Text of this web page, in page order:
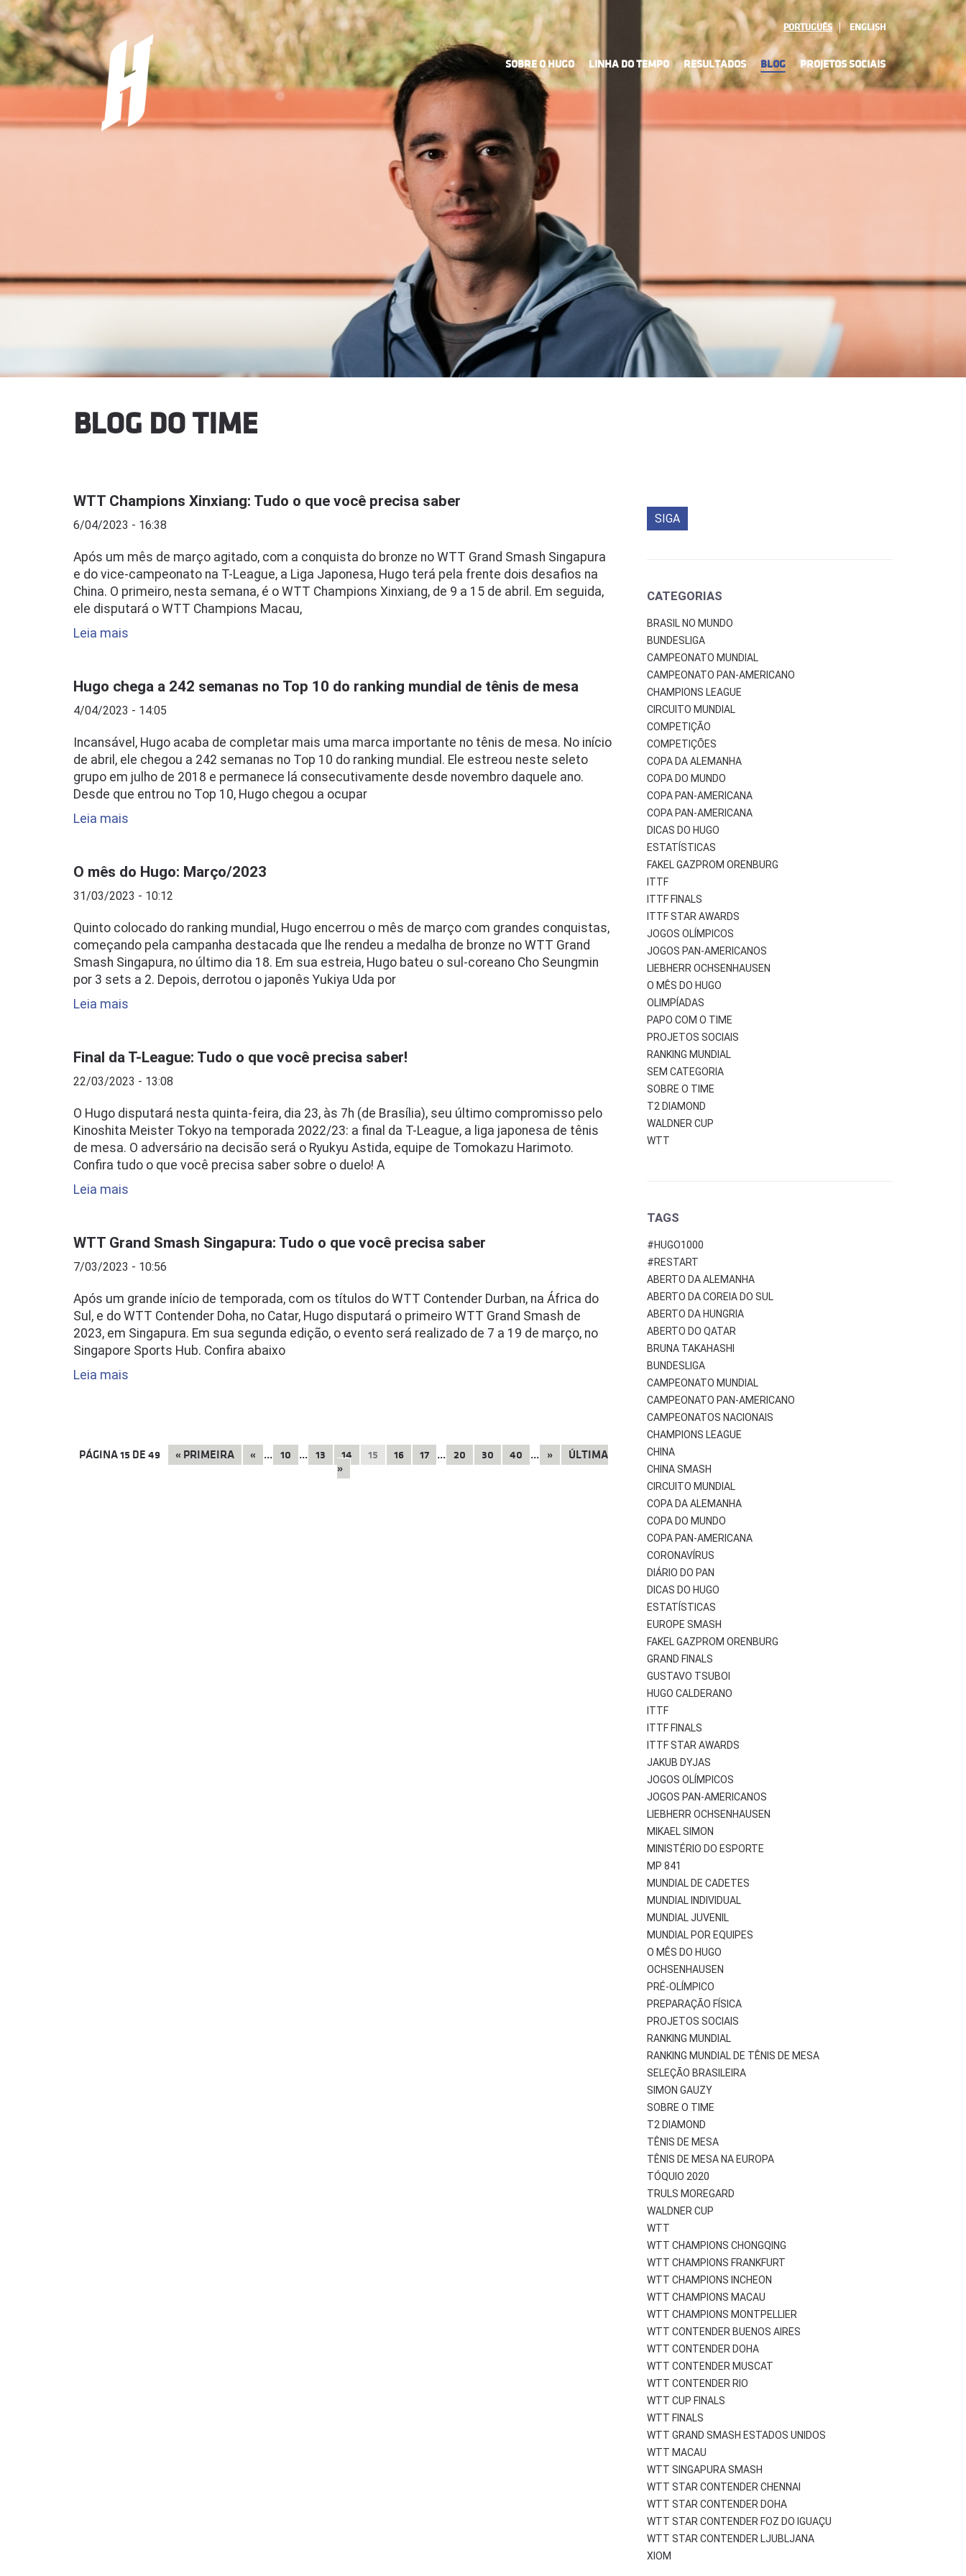
PORTUGUÊS ENGLISH
SOBRE O HUGO LINHA DO TEMPO RESULTADOS BLOG PROJETOS SOCIAIS
BLOG DO TIME
WTT Champions Xinxiang: Tudo o que você precisa saber
6/04/2023 - 16:38
Após um mês de março agitado, com a conquista do bronze no WTT Grand Smash Singapura
e do vice-campeonato na T-League, a Liga Japonesa, Hugo terá pela frente dois desafios na
China. O primeiro, nesta semana, é o WTT Champions Xinxiang, de 9 a 15 de abril. Em seguida,
ele disputará o WTT Champions Macau,
Leia mais
Hugo chega a 242 semanas no Top 10 do ranking mundial de tênis de mesa
4/04/2023 - 14:05
Incansável, Hugo acaba de completar mais uma marca importante no tênis de mesa. No início
de abril, ele chegou a 242 semanas no Top 10 do ranking mundial. Ele estreou neste seleto
grupo em julho de 2018 e permanece lá consecutivamente desde novembro daquele ano.
Desde que entrou no Top 10, Hugo chegou a ocupar
Leia mais
O mês do Hugo: Março/2023
31/03/2023 - 10:12
Quinto colocado do ranking mundial, Hugo encerrou o mês de março com grandes conquistas,
começando pela campanha destacada que lhe rendeu a medalha de bronze no WTT Grand
Smash Singapura, no último dia 18. Em sua estreia, Hugo bateu o sul-coreano Cho Seungmin
por 3 sets a 2. Depois, derrotou o japonês Yukiya Uda por
Leia mais
Final da T-League: Tudo o que você precisa saber!
22/03/2023 - 13:08
O Hugo disputará nesta quinta-feira, dia 23, às 7h (de Brasília), seu último compromisso pelo
Kinoshita Meister Tokyo na temporada 2022/23: a final da T-League, a liga japonesa de tênis
de mesa. O adversário na decisão será o Ryukyu Astida, equipe de Tomokazu Harimoto.
Confira tudo o que você precisa saber sobre o duelo! A
Leia mais
WTT Grand Smash Singapura: Tudo o que você precisa saber
7/03/2023 - 10:56
Após um grande início de temporada, com os títulos do WTT Contender Durban, na África do
Sul, e do WTT Contender Doha, no Catar, Hugo disputará o primeiro WTT Grand Smash de
2023, em Singapura. Em sua segunda edição, o evento será realizado de 7 a 19 de março, no
Singapore Sports Hub. Confira abaixo
Leia mais
PÁGINA15 DE 49 « PRIMEIRA « ... 10 ... 13 14 15 16 17 ... 20 30 40 ... »
ÚLTIMA
»
SIGA
CATEGORIAS
BRASIL NO MUNDO
BUNDESLIGA
CAMPEONATO MUNDIAL
CAMPEONATO PAN-AMERICANO
CHAMPIONS LEAGUE
CIRCUITO MUNDIAL
COMPETIÇÃO
COMPETIÇÕES
COPA DA ALEMANHA
COPA DO MUNDO
COPA PAN-AMERICANA
COPA PAN-AMERICANA
DICAS DO HUGO
ESTATÍSTICAS
FAKEL GAZPROM ORENBURG
ITTF
ITTF FINALS
ITTF STAR AWARDS
JOGOS OLÍMPICOS
JOGOS PAN-AMERICANOS
LIEBHERR OCHSENHAUSEN
O MÊS DO HUGO
OLIMPÍADAS
PAPO COM O TIME
PROJETOS SOCIAIS
RANKING MUNDIAL
SEM CATEGORIA
SOBRE O TIME
T2 DIAMOND
WALDNER CUP
WTT
TAGS
#HUGO1000
#RESTART
ABERTO DA ALEMANHA
ABERTO DA COREIA DO SUL
ABERTO DA HUNGRIA
ABERTO DO QATAR
BRUNA TAKAHASHI
BUNDESLIGA
CAMPEONATO MUNDIAL
CAMPEONATO PAN-AMERICANO
CAMPEONATOS NACIONAIS
CHAMPIONS LEAGUE
CHINA
CHINA SMASH
CIRCUITO MUNDIAL
COPA DA ALEMANHA
COPA DO MUNDO
COPA PAN-AMERICANA
CORONAVÍRUS
DIÁRIO DO PAN
DICAS DO HUGO
ESTATÍSTICAS
EUROPE SMASH
FAKEL GAZPROM ORENBURG
GRAND FINALS
GUSTAVO TSUBOI
HUGO CALDERANO
ITTF
ITTF FINALS
ITTF STAR AWARDS
JAKUB DYJAS
JOGOS OLÍMPICOS
JOGOS PAN-AMERICANOS
LIEBHERR OCHSENHAUSEN
MIKAEL SIMON
MINISTÉRIO DO ESPORTE
MP 841
MUNDIAL DE CADETES
MUNDIAL INDIVIDUAL
MUNDIAL JUVENIL
MUNDIAL POR EQUIPES
O MÊS DO HUGO
OCHSENHAUSEN
PRÉ-OLÍMPICO
PREPARAÇÃO FÍSICA
PROJETOS SOCIAIS
RANKING MUNDIAL
RANKING MUNDIAL DE TÊNIS DE MESA
SELEÇÃO BRASILEIRA
SIMON GAUZY
SOBRE O TIME
T2 DIAMOND
TÊNIS DE MESA
TÊNIS DE MESA NA EUROPA
TÓQUIO 2020
TRULS MOREGARD
WALDNER CUP
WTT
WTT CHAMPIONS CHONGQING
WTT CHAMPIONS FRANKFURT
WTT CHAMPIONS INCHEON
WTT CHAMPIONS MACAU
WTT CHAMPIONS MONTPELLIER
WTT CONTENDER BUENOS AIRES
WTT CONTENDER DOHA
WTT CONTENDER MUSCAT
WTT CONTENDER RIO
WTT CUP FINALS
WTT FINALS
WTT GRAND SMASH ESTADOS UNIDOS
WTT MACAU
WTT SINGAPURA SMASH
WTT STAR CONTENDER CHENNAI
WTT STAR CONTENDER DOHA
WTT STAR CONTENDER FOZ DO IGUAÇU
WTT STAR CONTENDER LJUBLJANA
XIOM